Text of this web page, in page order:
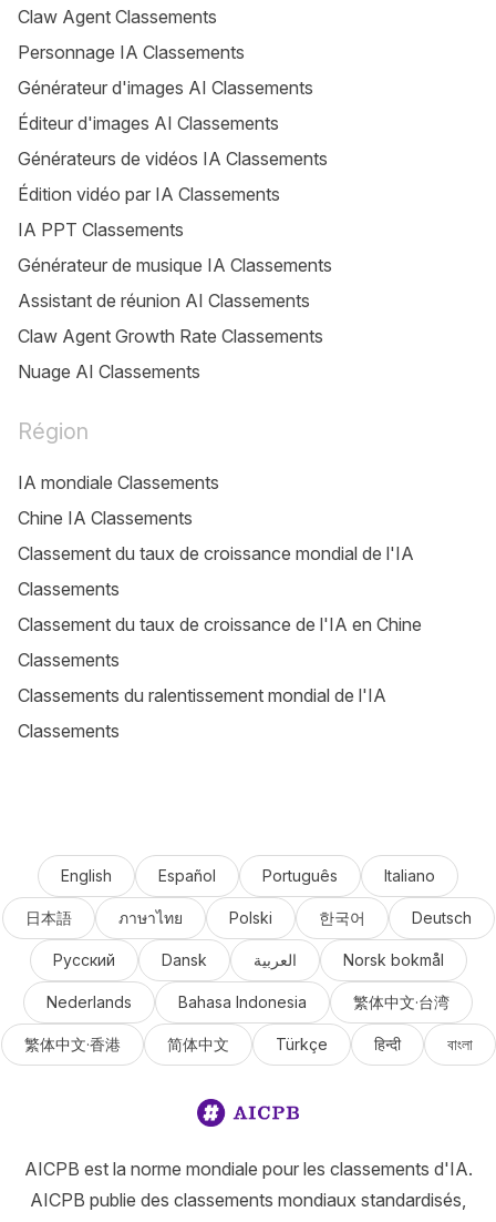
Claw Agent Classements
Personnage IA Classements
Générateur d'images AI Classements
Éditeur d'images AI Classements
Générateurs de vidéos IA Classements
Édition vidéo par IA Classements
IA PPT Classements
Générateur de musique IA Classements
Assistant de réunion AI Classements
Claw Agent Growth Rate Classements
Nuage AI Classements
Région
IA mondiale Classements
Chine IA Classements
Classement du taux de croissance mondial de l'IA
Classements
Classement du taux de croissance de l'IA en Chine
Classements
Classements du ralentissement mondial de l'IA
Classements
English Español Português Italiano
日本語 ภาษาไทย Polski 한국어 Deutsch
Русский Dansk العربية Norsk bokmål
Nederlands Bahasa Indonesia 繁体中文·台湾
繁体中文·香港 简体中文 Türkçe हिन्दी বাংলা
AICPB est la norme mondiale pour les classements d'IA.
AICPB publie des classements mondiaux standardisés,